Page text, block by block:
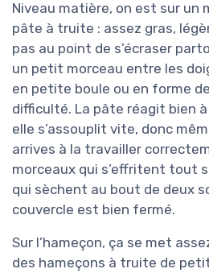
Niveau matière, on est sur un
pâte à truite : assez gras,
pas au point de s’écraser
un petit morceau entre les
en petite boule ou en forme
difficulté. La pâte réagit bien
elle s’assouplit vite, donc
arrives à la travailler
morceaux qui s’effritent tout
qui sèchent au bout de deux
couvercle est bien fermé.
Sur l’hameçon, ça se met
des hameçons à truite de